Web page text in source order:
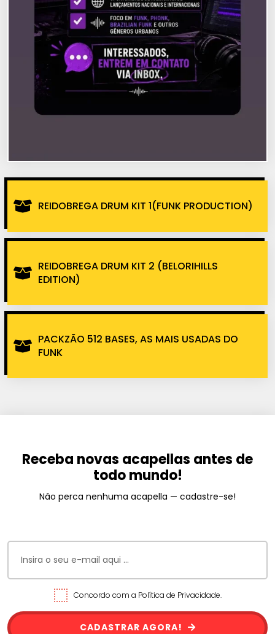
REIDOBREGA DRUM KIT 1(FUNK PRODUCTION)
REIDOBREGA DRUM KIT 2 (BELORIHILLS
EDITION)
PACKZÃO 512 BASES, AS MAIS USADAS DO
FUNK
Receba novas acapellas antes de
todo mundo!
Não perca nenhuma acapella — cadastre-se!
Concordo com a Política de Privacidade.
CADASTRAR AGORA!